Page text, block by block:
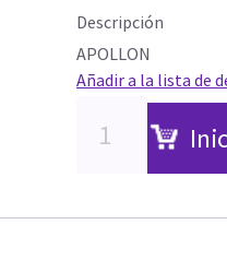
Descripción
APOLLON
Añadir a la lista de